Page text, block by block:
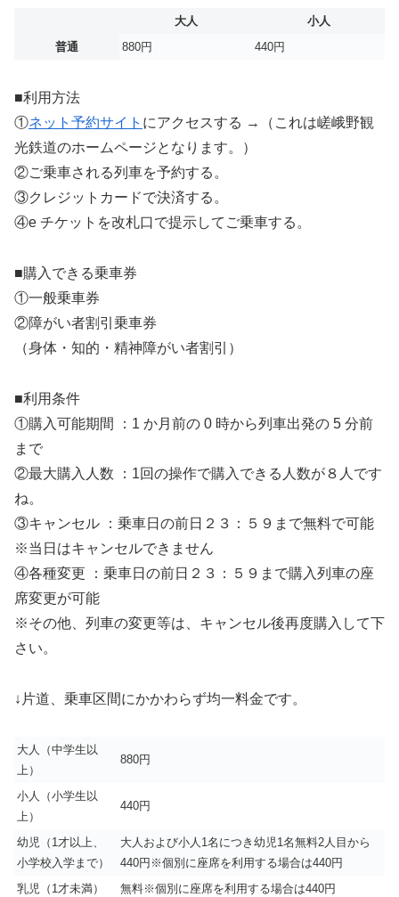
大人
小人
普通
880円 440円
■利用方法
①ネット予約サイト にアクセスする →（これは嵯峨野観
光鉄道のホームページとなります。）
②ご乗車される列車を予約する。
③クレジットカードで決済する。
④e チケットを改札口で提示してご乗車する。
■購入できる乗車券
①一般乗車券
②障がい者割引乗車券
（身体・知的・精神障がい者割引）
■利用条件
①購入可能期間 ：1 か月前の 0 時から列車出発の 5 分前
まで
②最大購入人数 ：1回の操作で購入できる人数が８人です
ね。
③キャンセル ：乗車日の前日２３：５９まで無料で可能
※当日はキャンセルできません
④各種変更 ：乗車日の前日２３：５９まで購入列車の座
席変更が可能
※その他、列車の変更等は、キャンセル後再度購入して下
さい。
↓片道、乗車区間にかかわらず均一料金です。
大人（中学生以
上）
880円
小人（小学生以
上）
440円
幼児（1才以上、
小学校入学まで）
大人および小人1名につき幼児1名無料2人目から
440円※個別に座席を利用する場合は440円
乳児（1才未満）
無料※個別に座席を利用する場合は440円